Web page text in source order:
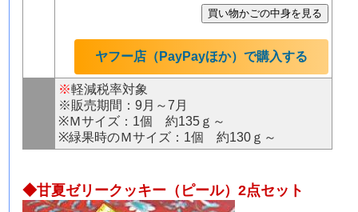
ヤフー店（PayPayほか）で購入する
※軽減税率対象
※販売期間：9月～7月
※Ｍサイズ：1個 約135ｇ～
※緑果時のＭサイズ：1個 約130ｇ～
◆甘夏ゼリークッキー（ピール）2点セット